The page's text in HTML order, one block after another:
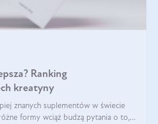
Ranking
kreatyny
znanych suplementów w świecie
formy wciąż budzą pytania o to,